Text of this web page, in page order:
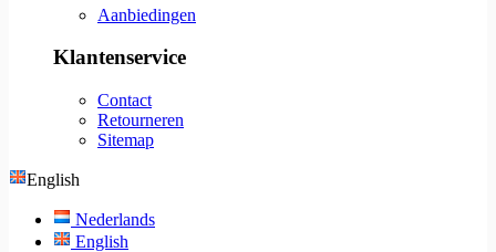
Aanbiedingen
Klantenservice
Contact
Retourneren
Sitemap
English
Nederlands
English